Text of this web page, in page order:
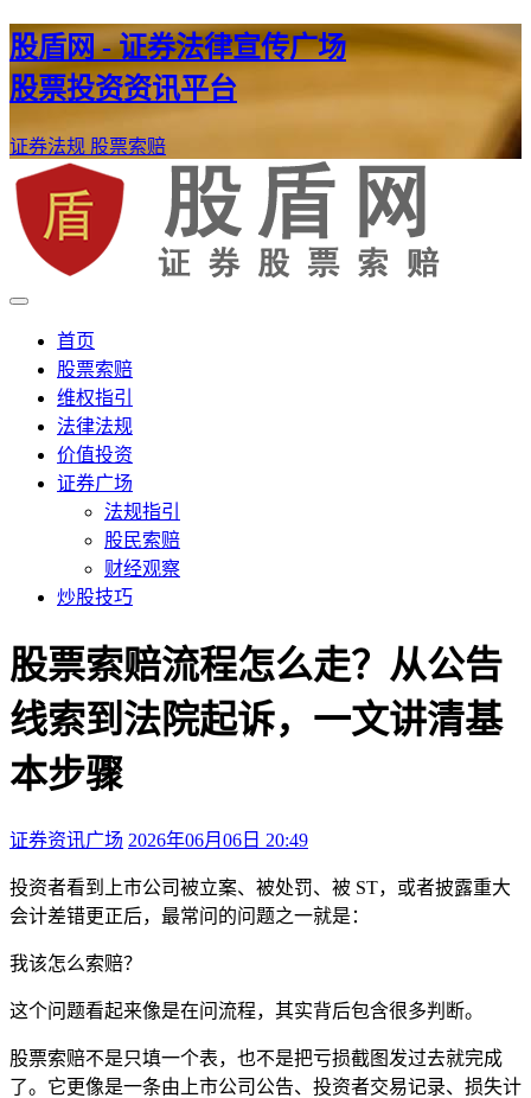
股盾网 - 证券法律宣传广场
股票投资资讯平台
证券法规 股票索赔
股盾网
证券股票维权网
首页
股票索赔
维权指引
法律法规
价值投资
证券广场
法规指引
股民索赔
财经观察
炒股技巧
股票索赔流程怎么走？从公告
线索到法院起诉，一文讲清基
本步骤
证券资讯广场 2026年06月06日 20:49
投资者看到上市公司被立案、被处罚、被 ST，或者披露重大
会计差错更正后，最常问的问题之一就是：
我该怎么索赔？
这个问题看起来像是在问流程，其实背后包含很多判断。
股票索赔不是只填一个表，也不是把亏损截图发过去就完成
了。它更像是一条由上市公司公告、投资者交易记录、损失计